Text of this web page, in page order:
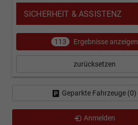
SICHERHEIT & ASSISTENZ
113 Ergebnisse anzeigen
zurücksetzen
Geparkte Fahrzeuge (0)
Anmelden